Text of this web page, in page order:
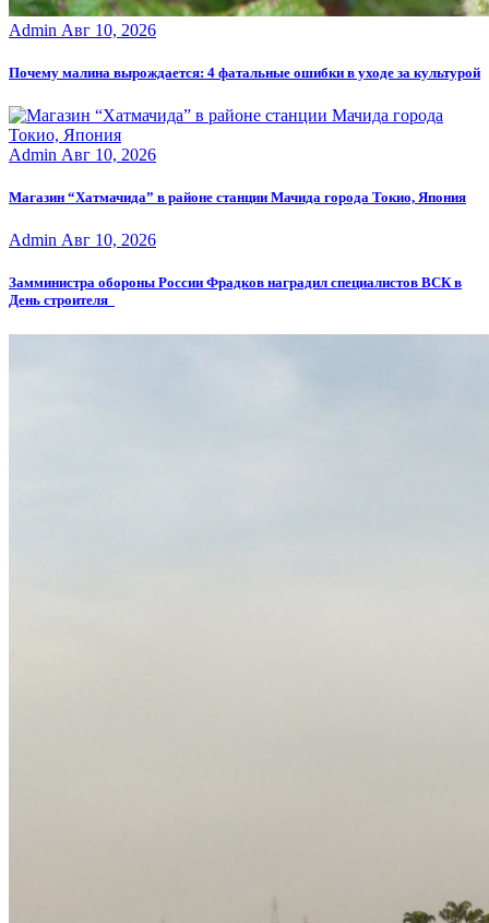
Admin Авг 10, 2026
Почему малина вырождается: 4 фатальные ошибки в уходе за культурой
Admin Авг 10, 2026
Магазин “Хатмачида” в районе станции Мачида города Токио, Япония
Admin Авг 10, 2026
Замминистра обороны России Фрадков наградил специалистов ВСК в
День строителя